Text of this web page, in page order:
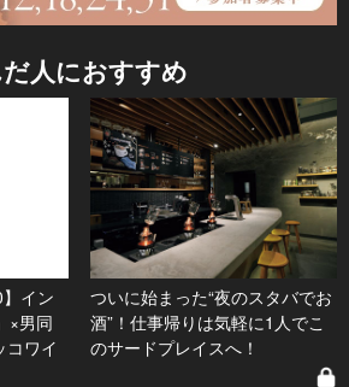
人におすすめ
】イン
×男同
コワイ
ついに始まった“夜のスタバでお
酒”！仕事帰りは気軽に1人でこ
のサードプレイスへ！